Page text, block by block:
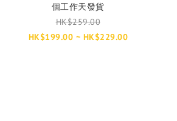
個工作天發貨
HK$259.00
HK$199.00 ~ HK$229.00